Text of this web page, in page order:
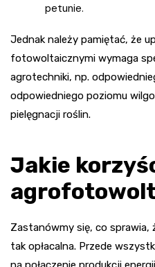
petunie.
Jednak należy pamiętać, że
fotowoltaicznymi wymaga
agrotechniki, np.
odpowiedniego poziomu
pielęgnacji roślin.
Jakie
Zastanówmy się, co
tak opłacalna. Przede